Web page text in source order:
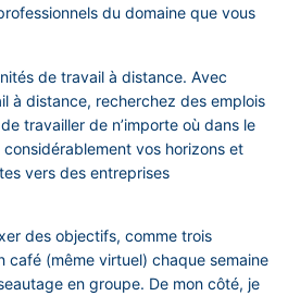
du domaine que vous
de travail à distance. Avec
à distance, recherchez des emplois
travailler de n’importe où dans le
considérablement vos horizons et
vers des entreprises
des objectifs, comme trois
café (même virtuel) chaque semaine
en groupe. De mon côté, je